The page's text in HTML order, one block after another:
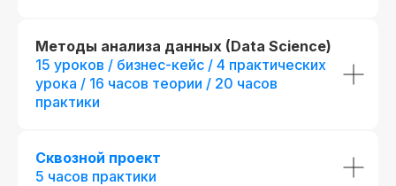
Методы анализа данных (Data Science)
15 уроков / бизнес-кейс / 4 практических
урока / 16 часов теории / 20 часов
практики
Сквозной проект
5 часов практики
Подробнее
Новая профессия
к сентябрю